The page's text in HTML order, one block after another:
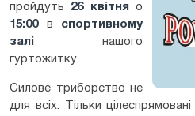
пройдуть 26 квітняо
15:00в спортивному
залі нашого
гуртожитку.
Силове триборство не
для всіх. Тільки